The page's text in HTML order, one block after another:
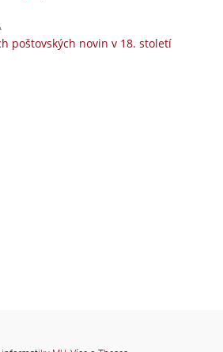
poštovských novin v 18. století